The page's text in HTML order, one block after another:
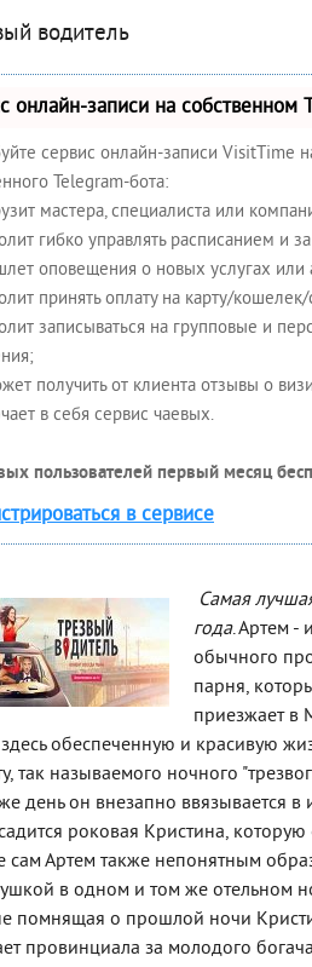
водитель
онлайн-записи на собственном
сервис онлайн-записи VisitTime
Telegram-бота:
мастера, специалиста или
гибко управлять расписанием и
оповещения о новых услугах или
принять оплату на карту/кошелек/
записываться на групповые и
получить от клиента отзывы о
в себя сервис чаевых.
пользователей первый месяц
в сервисе
Самая
года. Артем -
обычного
парня,
приезжает в
обеспеченную и красивую
так называемого ночного
день он внезапно ввязывается в
роковая Кристина, которую
сам Артем также непонятным
в одном и том же отельном
помнящая о прошлой ночи
провинциала за молодого